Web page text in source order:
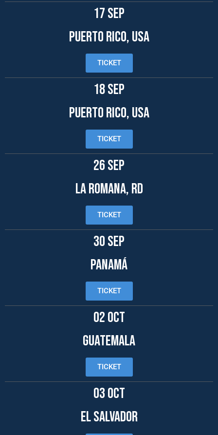
17 SEP
PUERTO RICO, USA
TICKET
18 SEP
PUERTO RICO, USA
TICKET
26 SEP
LA ROMANA, RD
TICKET
30 SEP
PANAMÁ
TICKET
02 OCT
GUATEMALA
TICKET
03 OCT
EL SALVADOR